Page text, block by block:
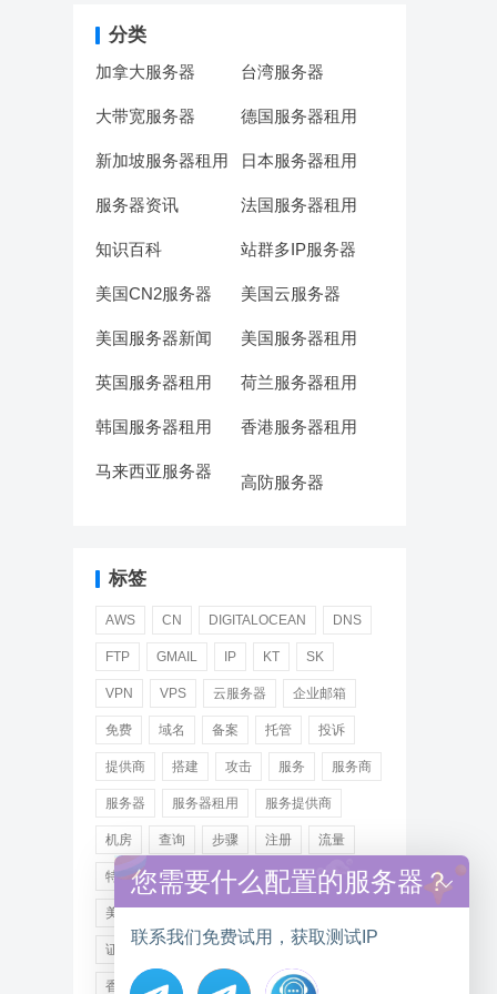
分类
加拿大服务器 台湾服务器
大带宽服务器 德国服务器租用
新加坡服务器租用 日本服务器租用
服务器资讯 法国服务器租用
知识百科 站群多IP服务器
美国CN2服务器 美国云服务器
美国服务器新闻 美国服务器租用
英国服务器租用 荷兰服务器租用
韩国服务器租用 香港服务器租用
马来西亚服务器
高防服务器
标签
AWS CN DIGITALOCEAN DNS
FTP GMAIL IP KT SK
VPN VPS 云服务器 企业邮箱
免费 域名 备案 托管 投诉
提供商 搭建 攻击 服务 服务商
服务器 服务器租用 服务提供商
机房 查询 步骤 注册 流量
特价 用户 租用 网站 网络
美国 美国服务器 美国服务器租用
证书 远程 选择 邮箱 阿里
香港服务器租用
您需要什么配置的服务器？
联系我们免费试用，获取测试IP